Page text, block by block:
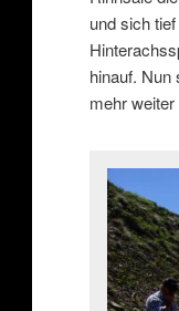
und sich
hinauf.
mehr